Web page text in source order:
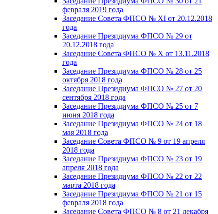
февраля 2019 года
Заседание Совета ФПСО № XI от 20.12.2018
года
Заседание Президиума ФПСО № 29 от
20.12.2018 года
Заседание Совета ФПСО № X от 13.11.2018
года
Заседание Президиума ФПСО № 28 от 25
октября 2018 года
Заседание Президиума ФПСО № 27 от 20
сентября 2018 года
Заседание Президиума ФПСО № 25 от 7
июня 2018 года
Заседание Президиума ФПСО № 24 от 18
мая 2018 года
Заседание Совета ФПСО № 9 от 19 апреля
2018 года
Заседание Президиума ФПСО № 23 от 19
апреля 2018 года
Заседание Президиума ФПСО № 22 от 22
марта 2018 года
Заседание Президиума ФПСО № 21 от 15
февраля 2018 года
Заседание Совета ФПСО № 8 от 21 декабря